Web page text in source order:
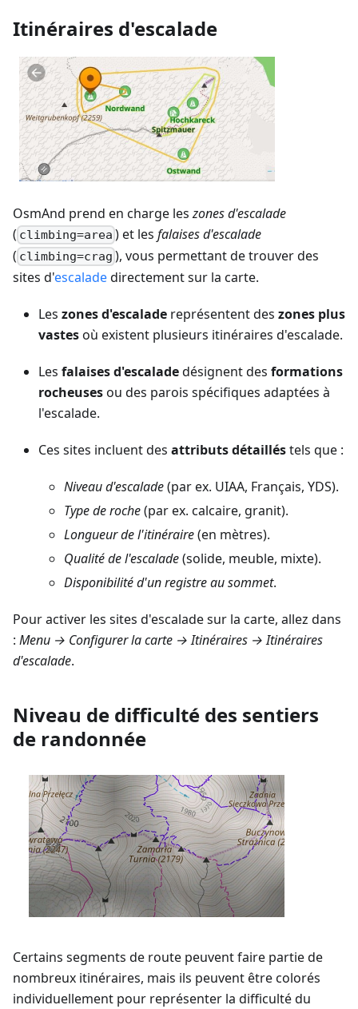
Itinéraires d'escalade
OsmAnd prend en charge leszones d'escalade
( climbing=area ) et lesfalaises d'escalade
( climbing=crag ), vous permettant de trouver des
sites d'escaladedirectement sur la carte.
Les zones d'escalade représentent des zones plus
vastesoù existent plusieurs itinéraires d'escalade.
Les falaises d'escaladedésignent des formations
rocheusesou des parois spécifiques adaptées à
l'escalade.
Ces sites incluent des attributs détailléstels que :
Niveau d'escalade(par ex. UIAA, Français, YDS).
Type de roche(par ex. calcaire, granit).
Longueur de l'itinéraire(en mètres).
Qualité de l'escalade(solide, meuble, mixte).
Disponibilité d'un registre au sommet.
Pour activer les sites d'escalade sur la carte, allez dans
: Menu → Configurer la carte → Itinéraires → Itinéraires
d'escalade.
Niveau de difficulté des sentiers
de randonnée
Certains segments de route peuvent faire partie de
nombreux itinéraires, mais ils peuvent être colorés
individuellement pour représenter la difficulté du